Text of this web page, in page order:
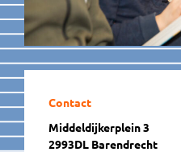
Contact
Middeldijkerplein 3
2993DL Barendrecht